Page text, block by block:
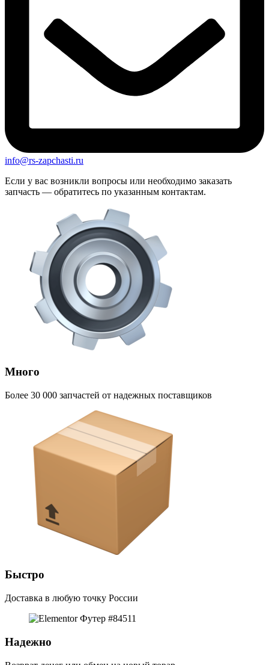
info@rs-zapchasti.ru
Если у вас возникли вопросы или необходимо заказать
запчасть — обратитесь по указанным контактам.
Много
Более 30 000 запчастей от надежных поставщиков
Быстро
Доставка в любую точку России
Надежно